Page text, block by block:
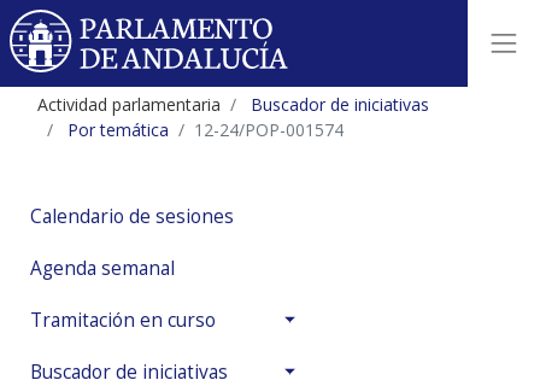
Actividad parlamentaria
Buscador de iniciativas
Por temática
12-24/POP-001574
Calendario de sesiones
Agenda semanal
Tramitación en curso
Buscador de iniciativas